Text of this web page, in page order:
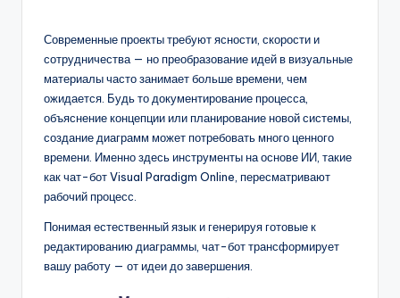
S
o
w
Современные проекты требуют ясности, скорости и
сотрудничества — но преобразование идей в визуальные
материалы часто занимает больше времени, чем
ожидается. Будь то документирование процесса,
объяснение концепции или планирование новой системы,
создание диаграмм может потребовать много ценного
времени. Именно здесь инструменты на основе ИИ, такие
как чат-бот Visual Paradigm Online, пересматривают
рабочий процесс.
Понимая естественный язык и генерируя готовые к
редактированию диаграммы, чат-бот трансформирует
вашу работу — от идеи до завершения.